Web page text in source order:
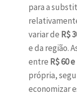
para a
variar de R$
e da região.
entre R$ 60
própria,
economizar